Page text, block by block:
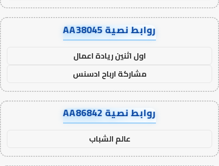
روابط نصية AA38045
اول اثنين ريادة اعمال
مشاركة ارباح ادسنس
روابط نصية AA86842
عالم الشباب